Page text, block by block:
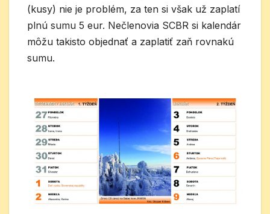
(kusy) nie je problém, za ten si však už zaplatí
plnú sumu 5 eur. Nečlenovia SCBR si kalendár
môžu takisto objednať a zaplatiť zaň rovnakú
sumu.